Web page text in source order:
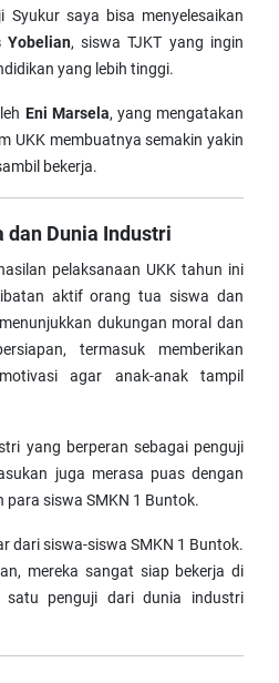
saya bisa menyelesaikan
Yobelian, siswa TJKT yang ingin
yang lebih tinggi.
Eni Marsela, yang mengatakan
UKK membuatnya semakin yakin
bekerja.
dan Dunia Industri
pelaksanaan UKK tahun ini
aktif orang tua siswa dan
dukungan moral dan
termasuk memberikan
agar anak-anak tampil
yang berperan sebagai penguji
juga merasa puas dengan
para siswa SMKN 1 Buntok.
dari siswa-siswa SMKN 1 Buntok.
mereka sangat siap bekerja di
satu penguji dari dunia industri